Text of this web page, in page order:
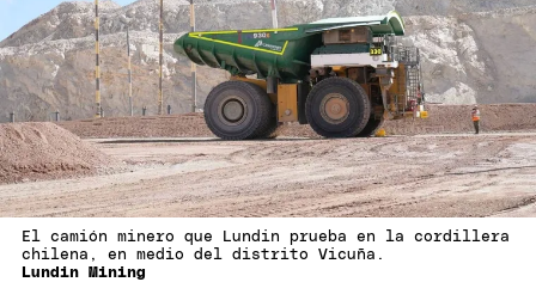
El camión minero que Lundin prueba en la cordillera
chilena, en medio del distrito Vicuña.
Lundin Mining